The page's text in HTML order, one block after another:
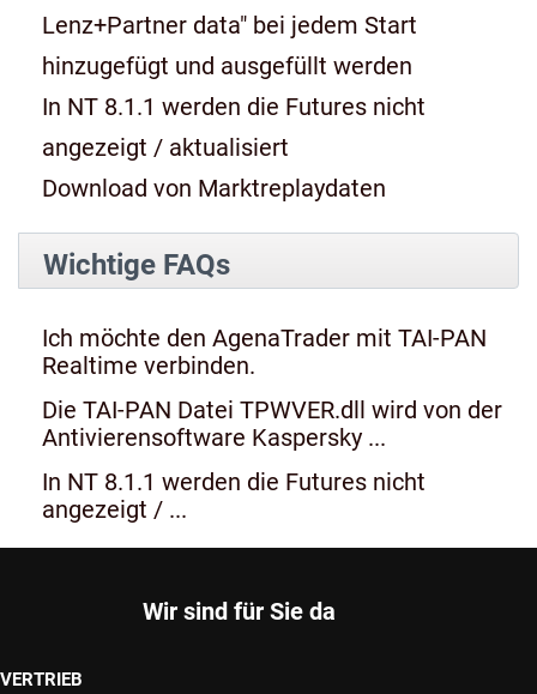
Lenz+Partner data" bei jedem Start
hinzugefügt und ausgefüllt werden
In NT 8.1.1 werden die Futures nicht
angezeigt / aktualisiert
Download von Marktreplaydaten
Wichtige FAQs
Ich möchte den AgenaTrader mit TAI-PAN
Realtime verbinden.
Die TAI-PAN Datei TPWVER.dll wird von der
Antivierensoftware Kaspersky ...
In NT 8.1.1 werden die Futures nicht
angezeigt / ...
Wir sind für Sie da
VERTRIEB